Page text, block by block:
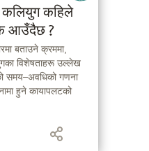
कहिले
आउँदैछ ?
बताउने क्रममा,
विशेषताहरू उल्लेख
समय–अवधिको गणना
हुने कायापलटको